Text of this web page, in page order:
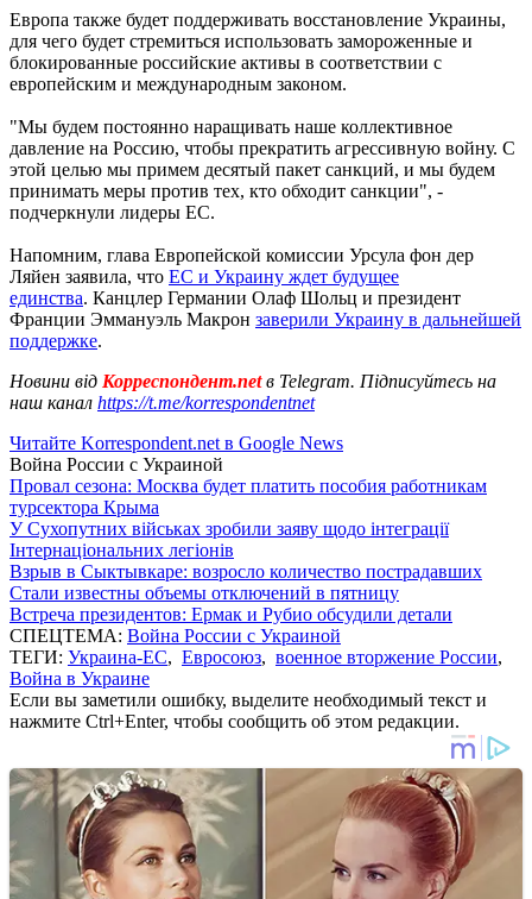
Европа также будет поддерживать восстановление Украины,
для чего будет стремиться использовать замороженные и
блокированные российские активы в соответствии с
европейским и международным законом.
"Мы будем постоянно наращивать наше коллективное
давление на Россию, чтобы прекратить агрессивную войну. С
этой целью мы примем десятый пакет санкций, и мы будем
принимать меры против тех, кто обходит санкции", -
подчеркнули лидеры ЕС.
Напомним, глава Европейской комиссии Урсула фон дер
Ляйен заявила, что ЕС и Украину ждет будущее
единства. Канцлер Германии Олаф Шольц и президент
Франции Эммануэль Макрон заверили Украину в дальнейшей
поддержке.
Новини від Корреспондент.netв Telegram. Підписуйтесь на
наш канал https://t.me/korrespondentnet
Читайте Korrespondent.net в Google News
Война России с Украиной
Провал сезона: Москва будет платить пособия работникам
турсектора Крыма
У Сухопутних військах зробили заяву щодо інтеграції
Інтернаціональних легіонів
Взрыв в Сыктывкаре: возросло количество пострадавших
Стали известны объемы отключений в пятницу
Встреча президентов: Ермак и Рубио обсудили детали
СПЕЦТЕМА: Война России с Украиной
ТЕГИ: Украина-ЕС, Евросоюз, военное вторжение России,
Война в Украине
Если вы заметили ошибку, выделите необходимый текст и
нажмите Ctrl+Enter, чтобы сообщить об этом редакции.